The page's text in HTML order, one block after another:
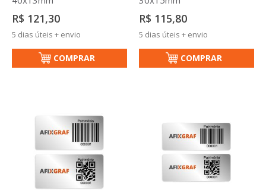
R$ 121,30
5 dias úteis + envio
COMPRAR
R$ 115,80
5 dias úteis + envio
COMPRAR